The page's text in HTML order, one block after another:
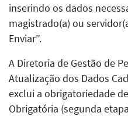
inserindo os dados
magistrado(a) ou
Enviar”.
A Diretoria de Gestão de
Atualização dos Dados
exclui a obrigatoriedade
Obrigatória (segunda